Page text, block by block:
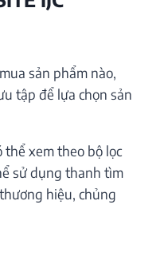
sản phẩm nào,
tập để lựa chọn sản
thể xem theo bộ lọc
sử dụng thanh tìm
hiệu, chủng